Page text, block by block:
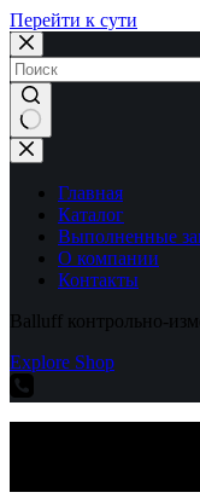
Перейти к сути
Ничего
не
найденоГлавная
Каталог
Выполненные
О компании
Контакты
Balluff контрольно-
Explore Shop